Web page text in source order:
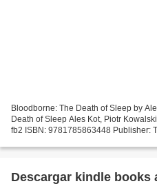
Bloodborne: The Death of Sleep by
Death of Sleep Ales Kot, Piotr
fb2 ISBN: 9781785863448 Publisher:
Descargar kindle books